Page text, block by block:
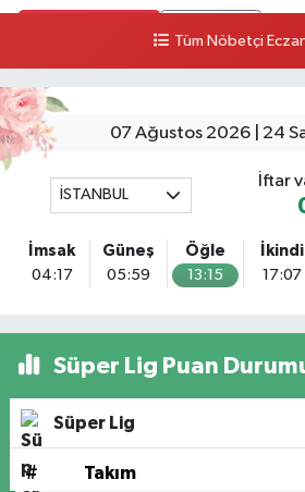
Ortabayır Mahallesi, Talatpaşa Caddesi,
İstanbul
Gedikpaşa Eczanesi
Mimar Hayrettin Mahallesi, Gedikpaşa
Kasımpaşa Eczanesi
Yahya Kahya Mahallesi, Kasımpaşa Bostanı
Beyoğlu İstanbul
0 (212) 253 77 44
3.İstanbul Eczanesi
Tüm Nöbetçi
07 Ağustos 2026 | 24
İSTANBUL
İftar
İmsak
04:17
Güneş
05:59
Öğle
13:15
İkindi
17:07
Süper Lig Puan
Süper Lig
# Takım